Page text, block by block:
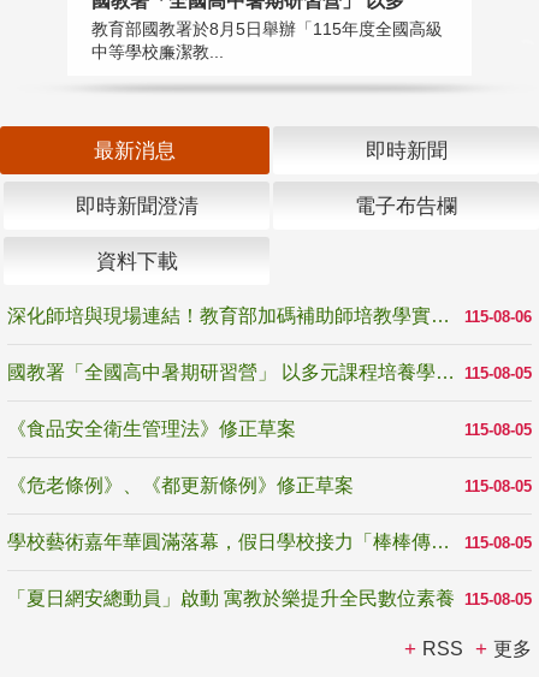
教育部國教署於8月5日舉辦「115年度全國高級
中等學校廉潔教...
最新消息 即時新聞
即時新聞澄清 電子布告欄
資料下載
115-08-06
深化師培與現場連結！教育部加碼補助師培教學實踐研究 10月師培國際研討會交流教學實踐經驗
115-08-05
國教署「全國高中暑期研習營」 以多元課程培養學生瞭解誠信專業與倫理價值
115-08-05
《食品安全衛生管理法》修正草案
115-08-05
《危老條例》、《都更新條例》修正草案
115-08-05
學校藝術嘉年華圓滿落幕，假日學校接力「棒棒傳美感」
115-08-05
「夏日網安總動員」啟動 寓教於樂提升全民數位素養
RSS 更多